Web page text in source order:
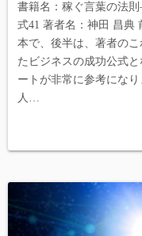
書籍名：稼ぐ言葉の法
式41 著者名：神田 昌典
本で、後半は、著者の
たビジネスの成功公式
ートが非常に参考にな
人…